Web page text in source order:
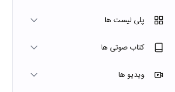
پلی لیست ها
کتاب صوتی ها
ویدیو ها